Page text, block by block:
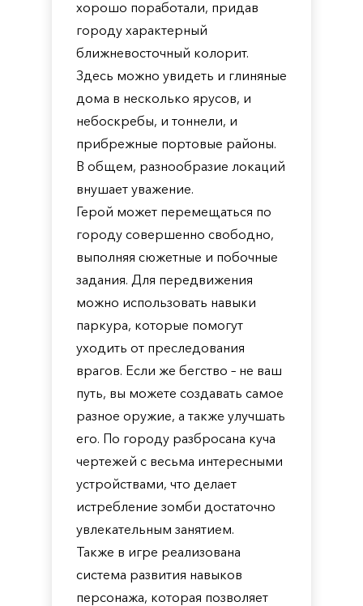
хорошо поработали, придав
городу характерный
ближневосточный колорит.
Здесь можно увидеть и глиняные
дома в несколько ярусов, и
небоскребы, и тоннели, и
прибрежные портовые районы.
В общем, разнообразие локаций
внушает уважение.
Герой может перемещаться по
городу совершенно свободно,
выполняя сюжетные и побочные
задания. Для передвижения
можно использовать навыки
паркура, которые помогут
уходить от преследования
врагов. Если же бегство – не ваш
путь, вы можете создавать самое
разное оружие, а также улучшать
его. По городу разбросана куча
чертежей с весьма интересными
устройствами, что делает
истребление зомби достаточно
увлекательным занятием.
Также в игре реализована
система развития навыков
персонажа, которая позволяет